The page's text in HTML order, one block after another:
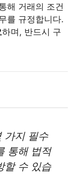
해 거래의 조건
를 규정합니다.
하며, 반드시 구
가지 필수
통해 법적
할 수 있습